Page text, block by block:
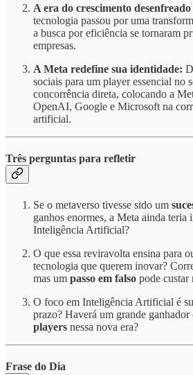
A era do crescimento
tecnologia passou por uma
a busca por eficiência se tornaram
empresas.
A Meta redefine sua identidade:
sociais para um player essencial no
concorrência direta, colocando a
OpenAI, Google e Microsoft na
artificial.
Três perguntas para refletir
Se o metaverso tivesse sido um
ganhos enormes, a Meta ainda teria
Inteligência Artificial?
O que essa reviravolta ensina para
tecnologia que querem inovar?
mas um passo em falso pode custar
O foco em Inteligência Artificial é
prazo? Haverá um grande ganhador
players nessa nova era?
Frase do Dia